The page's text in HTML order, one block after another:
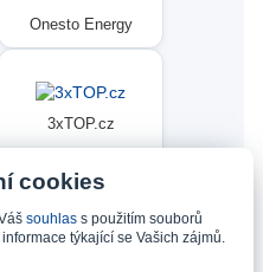
Onesto Energy
3xTOP.cz
Ninex.cz
cookies
souhlass použitím souborů
týkající se Vašich zájmů.